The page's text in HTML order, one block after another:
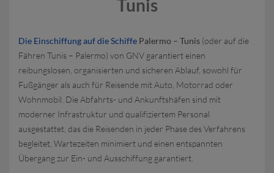
Tunis
Die Einschiffung auf die Schiffe Palermo – Tunis (oder auf die
Fähren Tunis – Palermo) von GNV garantiert einen
reibungslosen, organisierten und sicheren Ablauf, sowohl für
Fußgänger als auch für Reisende mit Auto, Motorrad oder
Wohnmobil. Die Abfahrts- und Ankunftshäfen sind mit
moderner Infrastruktur und qualifiziertem Personal
ausgestattet, das die Reisenden in jeder Phase des Verfahrens
begleitet, Wartezeiten minimiert und einen entspannten
Übergang zur Ein- und Ausschiffung garantiert.